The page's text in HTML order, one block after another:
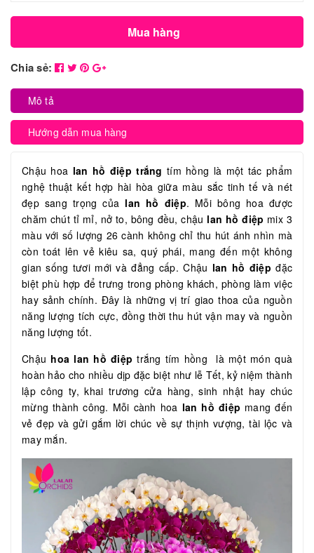
Mua hàng
Chia sẻ:
Mô tả
Hướng dẫn mua hàng
Chậu hoa lan hồ điệp trắngtím hồng là một tác phẩm
nghệ thuật kết hợp hài hòa giữa màu sắc tinh tế và nét
đẹp sang trọng của lan hồ điệp. Mỗi bông hoa được
chăm chút tỉ mỉ, nở to, bông đều, chậu lan hồ điệp mix 3
màu với số lượng 26 cành không chỉ thu hút ánh nhìn mà
còn toát lên vẻ kiêu sa, quý phái, mang đến một không
gian sống tươi mới và đẳng cấp. Chậu lan hồ điệpđặc
biệt phù hợp để trưng trong phòng khách, phòng làm việc
hay sảnh chính. Đây là những vị trí giao thoa của nguồn
năng lượng tích cực, đồng thời thu hút vận may và nguồn
năng lượng tốt.
Chậu hoa lan hồ điệp trắng tím hồng là một món quà
hoàn hảo cho nhiều dịp đặc biệt như lễ Tết, kỷ niệm thành
lập công ty, khai trương cửa hàng, sinh nhật hay chúc
mừng thành công. Mỗi cành hoa lan hồ điệp mang đến
vẻ đẹp và gửi gắm lời chúc về sự thịnh vượng, tài lộc và
may mắn.